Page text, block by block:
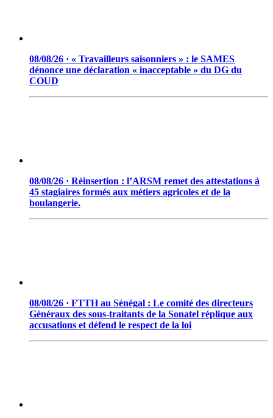
08/08/26 · « Travailleurs saisonniers » : le SAMES
dénonce une déclaration « inacceptable » du DG du
COUD
08/08/26 · Réinsertion : l’ARSM remet des attestations à
45 stagiaires formés aux métiers agricoles et de la
boulangerie.
08/08/26 · FTTH au Sénégal : Le comité des directeurs
Généraux des sous-traitants de la Sonatel réplique aux
accusations et défend le respect de la loi